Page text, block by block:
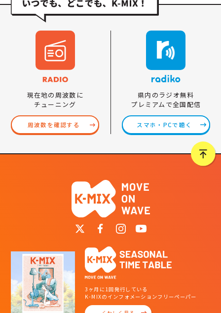
現在地の周波数に
チューニング
周波数を確認する
県内のラジオ無料
プレミアムで全国配信
スマホ・PCで聴く
3ヶ月に1回発行している
K-MIXのインフォメーションフリーペーパー